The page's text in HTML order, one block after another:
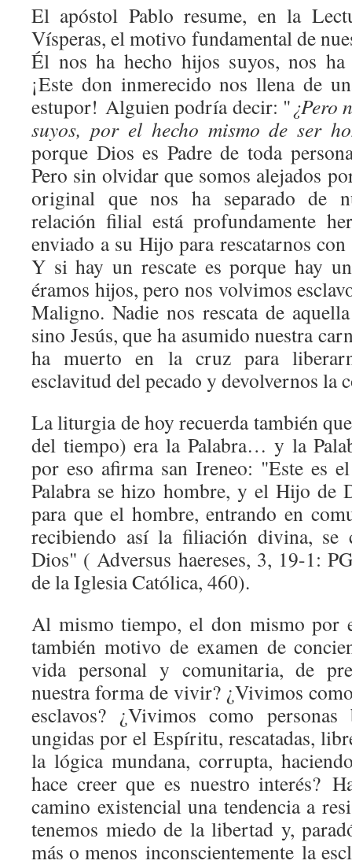
El apóstol Pablo resume, en la
Vísperas, el motivo fundamental de
Él nos ha hecho hijos suyos, nos
¡Este don inmerecido nos llena de
estupor! Alguien podría decir: " ¿Pero
suyos, por el hecho mismo de ser
porque Dios es Padre de toda
Pero sin olvidar que somos alejados
original que nos ha separado de
relación filial está profundamente
enviado a su Hijo para rescatarnos
Y si hay un rescate es porque hay
éramos hijos, pero nos volvimos
Maligno. Nadie nos rescata de
sino Jesús, que ha asumido nuestra
ha muerto en la cruz para
esclavitud del pecado y devolvernos
La liturgia de hoy recuerda también
del tiempo) era la Palabra… y la
por eso afirma san Ireneo: "Este es
Palabra se hizo hombre, y el Hijo de
para que el hombre, entrando en
recibiendo así la filiación divina, se
Dios" ( Adversus haereses, 3, 19-1:
de la Iglesia Católica, 460).
Al mismo tiempo, el don mismo por
también motivo de examen de
vida personal y comunitaria, de
nuestra forma de vivir? ¿Vivimos
esclavos? ¿Vivimos como
ungidas por el Espíritu, rescatadas,
la lógica mundana, corrupta,
hace creer que es nuestro interés?
camino existencial una tendencia a
tenemos miedo de la libertad y,
más o menos inconscientemente la